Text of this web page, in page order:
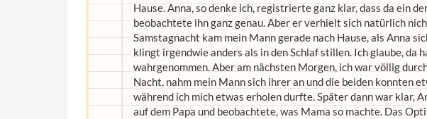
Hause. Anna, so denke ich, registrierte ganz klar, dass da ein
beobachtete ihn ganz genau. Aber er verhielt sich natürlich
Samstagnacht kam mein Mann gerade nach Hause, als Anna
klingt irgendwie anders als in den Schlaf stillen. Ich glaube, da
wahrgenommen. Aber am nächsten Morgen, ich war völlig
Nacht, nahm mein Mann sich ihrer an und die beiden konnten
während ich mich etwas erholen durfte. Später dann war klar,
auf dem Papa und beobachtete, was Mama so machte. Das